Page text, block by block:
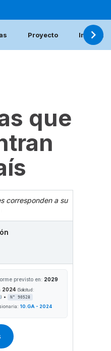
Proyecto Informe
que
corresponden a su
previsto en: 2029
2024 (Solicitud:
) • N° 90528
10.GA - 2024